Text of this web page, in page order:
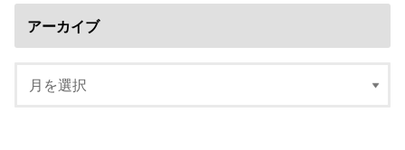
アーカイブ